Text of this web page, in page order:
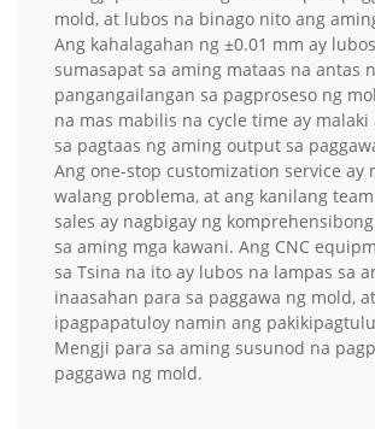
mold, at lubos na binago nito ang
Ang kahalagahan ng ±0.01 mm ay
sumasapat sa aming mataas na antas
pangangailangan sa pagproseso ng
na mas mabilis na cycle time ay
sa pagtaas ng aming output sa
Ang one-stop customization service ay
walang problema, at ang kanilang
sales ay nagbigay ng
sa aming mga kawani. Ang CNC
sa Tsina na ito ay lubos na lampas sa
inaasahan para sa paggawa ng mold, at
ipagpapatuloy namin ang
Mengji para sa aming susunod na
paggawa ng mold.